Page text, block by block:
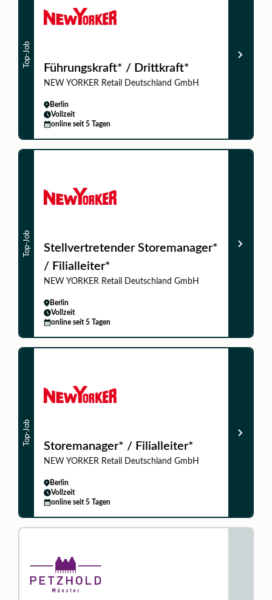
Top-Job
Führungskraft* / Drittkraft*
NEW YORKER Retail Deutschland GmbH
Berlin
Vollzeit
online seit 5 Tagen
Top-Job
Stellvertretender Storemanager*
/ Filialleiter*
NEW YORKER Retail Deutschland GmbH
Berlin
Vollzeit
online seit 5 Tagen
Top-Job
Storemanager* / Filialleiter*
NEW YORKER Retail Deutschland GmbH
Berlin
Vollzeit
online seit 5 Tagen